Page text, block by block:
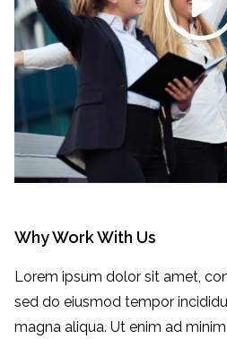
Why Work With Us
Lorem ipsum dolor sit amet,
sed do eiusmod tempor
magna aliqua. Ut enim ad